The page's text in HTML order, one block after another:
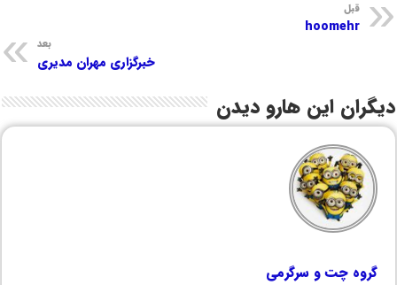
قبل
hoomehr
بعد
خبرگزاری مهران مدیری
دیگران این هارو دیدن
گروه چت و سرگرمی